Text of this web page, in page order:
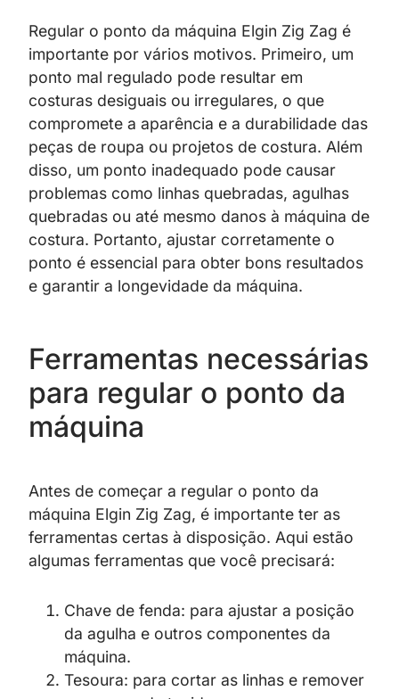
Regular o ponto da máquina Elgin Zig Zag é
importante por vários motivos. Primeiro, um
ponto mal regulado pode resultar em
costuras desiguais ou irregulares, o que
compromete a aparência e a durabilidade das
peças de roupa ou projetos de costura. Além
disso, um ponto inadequado pode causar
problemas como linhas quebradas, agulhas
quebradas ou até mesmo danos à máquina de
costura. Portanto, ajustar corretamente o
ponto é essencial para obter bons resultados
e garantir a longevidade da máquina.
Ferramentas necessárias
para regular o ponto da
máquina
Antes de começar a regular o ponto da
máquina Elgin Zig Zag, é importante ter as
ferramentas certas à disposição. Aqui estão
algumas ferramentas que você precisará:
Chave de fenda: para ajustar a posição
da agulha e outros componentes da
máquina.
Tesoura: para cortar as linhas e remover